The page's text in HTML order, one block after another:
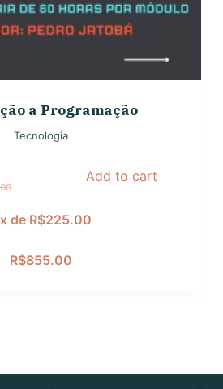
a Programação
Tecnologia
Add to cart
de R$225.00
R$855.00